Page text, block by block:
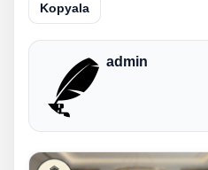
Kopyala
admin